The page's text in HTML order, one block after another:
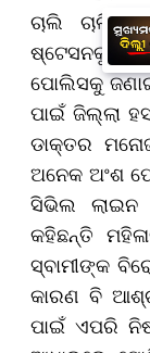
ଚାଲି ଚାଲି
ଷ୍ଟେସନକୁ
ପୋଲିସକୁ
ପାଇଁ ଜିଲ୍ଲା
ଡାକ୍ତର
ଅନେକ ଅଂଶ
ସିଭିଲ ଲାଇନ
କହିଛନ୍ତି
ସ୍ବାମୀଙ୍କ
କାରଣ ବି
ପାଇଁ ଏପରି